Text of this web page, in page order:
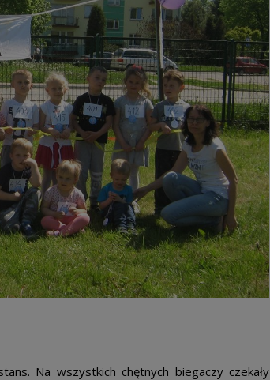
Na wszystkich chętnych biegaczy czekały